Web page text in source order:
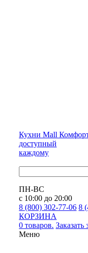
Кухни Mall
доступный
каждому
ПН-ВС
с 10:00 до 20:00
8 (800) 302-77-06 8
КОРЗИНА
0 товаров. Заказать
Меню